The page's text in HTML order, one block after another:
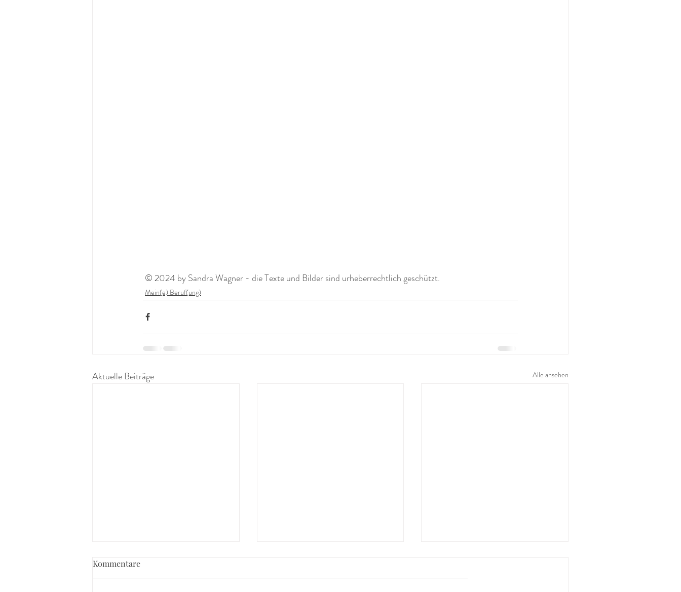
© 2024 by Sandra Wagner - die Texte und Bilder sind urheberrechtlich geschützt.
Mein(e) Beruf(ung)
Aktuelle Beiträge Alle ansehen
Kommentare